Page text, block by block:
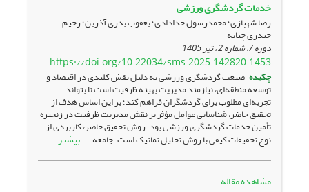
خدمات گردشگری ورزشی
رضا شهبازی؛ محمدرسول خدادادی؛ یعقوب بدری آذرین؛ رحیم
حیدری چیانه
دوره 7، شماره 2 ، تیر 1405
https://doi.org/10.22034/sms.2025.142820.1453
چکیده صنعت گردشگری ورزشی به دلیل نقش کلیدی در اقتصاد و
توسعه منطقه‌ای، نیازمند مدیریت بهینه ظرفیت است تا بتواند
تجربه‌ای مطلوب برای گردشگران فراهم کند؛ بر این اساس هدف از
تحقیق حاضر، شناسایی عوامل مؤثر بر نقش مدیریت ظرفیت در زنجیره
تأمین خدمات گردشگری ورزشی بود. روش تحقیق حاضر، کاربردی از
نوع تحقیقات کیفی با روش تحلیل تماتیک است. جامعه ... بیشتر
مشاهده مقاله